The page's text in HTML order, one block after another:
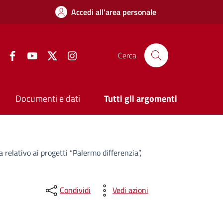
Accedi all'area personale
FacebookYouTube Twitter Cerca
Documenti e dati Tutti gli argomenti
ai progetti “Palermo differenzia”,
Condividi Vedi azioni